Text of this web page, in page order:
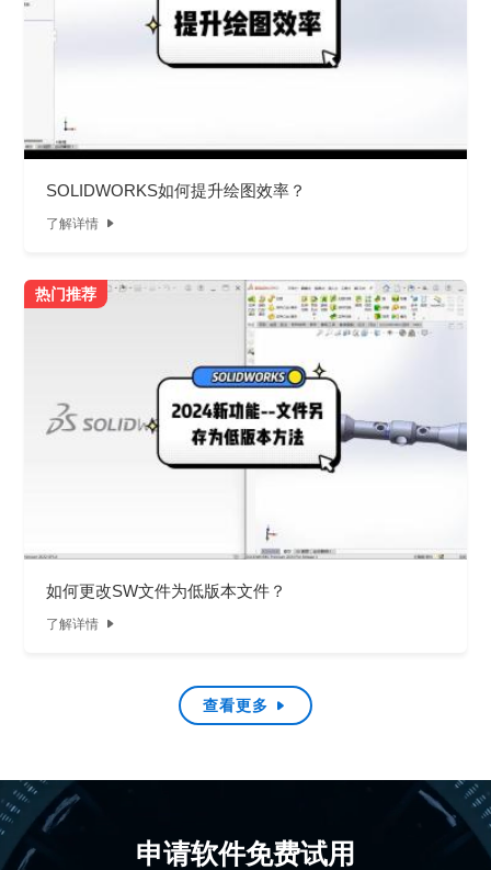
SOLIDWORKS如何提升绘图效率？
了解详情 
热门推荐
如何更改SW文件为低版本文件？
了解详情 
查看更多 
申请软件免费试用